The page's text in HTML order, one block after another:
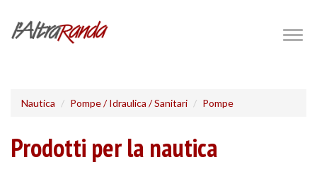
Nautica Pompe / Idraulica / Sanitari Pompe
Prodotti per la nautica